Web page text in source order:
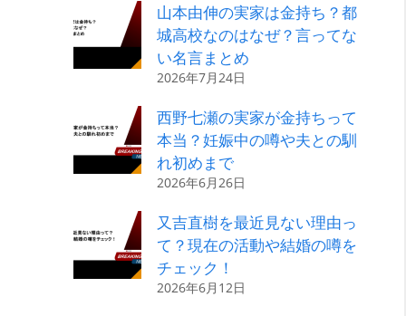
山本由伸の実家は金持ち？都
城高校なのはなぜ？言ってな
い名言まとめ
2026年7月24日
西野七瀬の実家が金持ちって
本当？妊娠中の噂や夫との馴
れ初めまで
2026年6月26日
又吉直樹を最近見ない理由っ
て？現在の活動や結婚の噂を
チェック！
2026年6月12日